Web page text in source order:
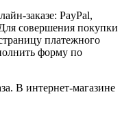
заказе: PayPal,
совершения покупки
платежного
форму по
В интернет-магазине